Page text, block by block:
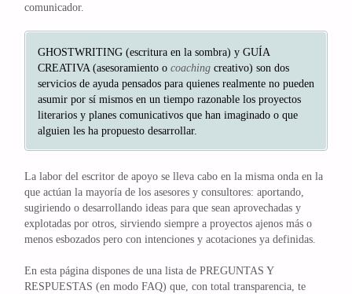
comunicador.
GHOSTWRITING (escritura en la sombra) y GUÍA
CREATIVA (asesoramiento o coachingcreativo) son dos
servicios de ayuda pensados para quienes realmente no pueden
asumir por sí mismos en un tiempo razonable los proyectos
literarios y planes comunicativos que han imaginado o que
alguien les ha propuesto desarrollar.
La labor del escritor de apoyo se lleva cabo en la misma onda en la
que actúan la mayoría de los asesores y consultores: aportando,
sugiriendo o desarrollando ideas para que sean aprovechadas y
explotadas por otros, sirviendo siempre a proyectos ajenos más o
menos esbozados pero con intenciones y acotaciones ya definidas.
En esta página dispones de una lista de PREGUNTAS Y
RESPUESTAS (en modo FAQ) que, con total transparencia, te